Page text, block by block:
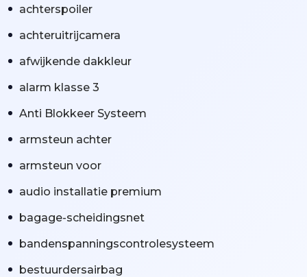
achterspoiler
achteruitrijcamera
afwijkende dakkleur
alarm klasse 3
Anti Blokkeer Systeem
armsteun achter
armsteun voor
audio installatie premium
bagage-scheidingsnet
bandenspanningscontrolesysteem
bestuurdersairbag